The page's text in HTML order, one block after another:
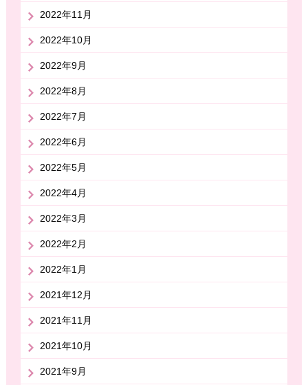
2022年11月
2022年10月
2022年9月
2022年8月
2022年7月
2022年6月
2022年5月
2022年4月
2022年3月
2022年2月
2022年1月
2021年12月
2021年11月
2021年10月
2021年9月